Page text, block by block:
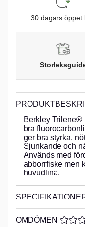
30 dagars öppet
Berkley Trilene®
bra
ger bra styrka,
Sjunkande och
Används med
abborrfiske men
huvudlina.
OMDÖMEN